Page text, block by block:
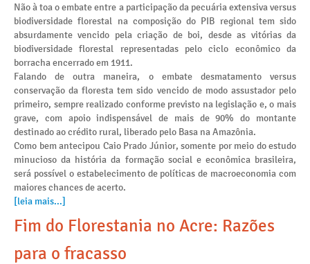
Não à toa o embate entre a participação da pecuária extensiva versus
biodiversidade florestal na composição do PIB regional tem sido
absurdamente vencido pela criação de boi, desde as vitórias da
biodiversidade florestal representadas pelo ciclo econômico da
borracha encerrado em 1911.
Falando de outra maneira, o embate desmatamento versus
conservação da floresta tem sido vencido de modo assustador pelo
primeiro, sempre realizado conforme previsto na legislação e, o mais
grave, com apoio indispensável de mais de 90% do montante
destinado ao crédito rural, liberado pelo Basa na Amazônia.
Como bem antecipou Caio Prado Júnior, somente por meio do estudo
minucioso da história da formação social e econômica brasileira,
será possível o estabelecimento de políticas de macroeconomia com
maiores chances de acerto.
[leia mais...]
Fim do Florestania no Acre: Razões
para o fracasso